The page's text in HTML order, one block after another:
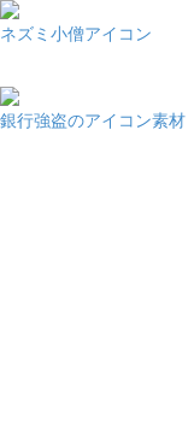
ネズミ小僧アイコン
銀行強盗のアイコン素材